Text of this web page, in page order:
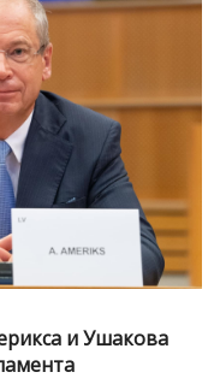
и Ушакова